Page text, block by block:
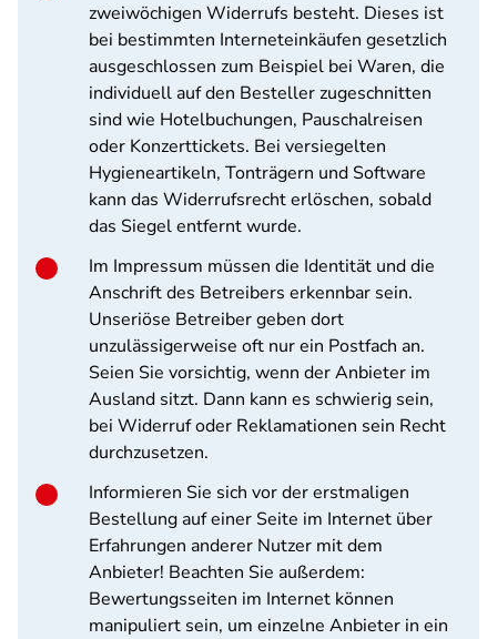
zweiwöchigen Widerrufs besteht. Dieses ist
bei bestimmten Interneteinkäufen gesetzlich
ausgeschlossen zum Beispiel bei Waren, die
individuell auf den Besteller zugeschnitten
sind wie Hotelbuchungen, Pauschalreisen
oder Konzerttickets. Bei versiegelten
Hygieneartikeln, Tonträgern und Software
kann das Widerrufsrecht erlöschen, sobald
das Siegel entfernt wurde.
Im Impressum müssen die Identität und die
Anschrift des Betreibers erkennbar sein.
Unseriöse Betreiber geben dort
unzulässigerweise oft nur ein Postfach an.
Seien Sie vorsichtig, wenn der Anbieter im
Ausland sitzt. Dann kann es schwierig sein,
bei Widerruf oder Reklamationen sein Recht
durchzusetzen.
Informieren Sie sich vor der erstmaligen
Bestellung auf einer Seite im Internet über
Erfahrungen anderer Nutzer mit dem
Anbieter! Beachten Sie außerdem:
Bewertungsseiten im Internet können
manipuliert sein, um einzelne Anbieter in ein